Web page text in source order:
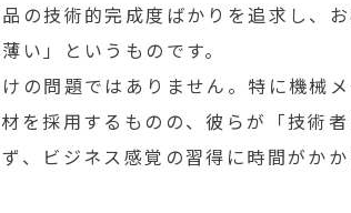
の技術的完成度ばかりを追求し、
い」というものです。
の問題ではありません。特に機械
を採用するものの、彼らが「技術
、ビジネス感覚の習得に時間がか